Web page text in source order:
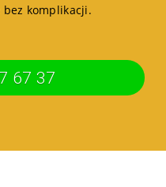
komplikacji.
67 37